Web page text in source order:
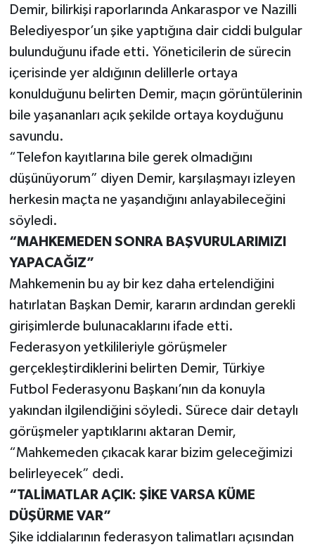
Demir, bilirkişi raporlarında Ankaraspor ve Nazilli
Belediyespor’un şike yaptığına dair ciddi bulgular
bulunduğunu ifade etti. Yöneticilerin de sürecin
içerisinde yer aldığının delillerle ortaya
konulduğunu belirten Demir, maçın görüntülerinin
bile yaşananları açık şekilde ortaya koyduğunu
savundu.
“Telefon kayıtlarına bile gerek olmadığını
düşünüyorum” diyen Demir, karşılaşmayı izleyen
herkesin maçta ne yaşandığını anlayabileceğini
söyledi.
“MAHKEMEDEN SONRA BAŞVURULARIMIZI
YAPACAĞIZ”
Mahkemenin bu ay bir kez daha ertelendiğini
hatırlatan Başkan Demir, kararın ardından gerekli
girişimlerde bulunacaklarını ifade etti.
Federasyon yetkilileriyle görüşmeler
gerçekleştirdiklerini belirten Demir, Türkiye
Futbol Federasyonu Başkanı’nın da konuyla
yakından ilgilendiğini söyledi. Sürece dair detaylı
görüşmeler yaptıklarını aktaran Demir,
“Mahkemeden çıkacak karar bizim geleceğimizi
belirleyecek” dedi.
“TALİMATLAR AÇIK: ŞİKE VARSA KÜME
DÜŞÜRME VAR”
Şike iddialarının federasyon talimatları açısından
MAGAZİN
Resmi İlan
Röportaj
Sağlık
SİYASET
Spor
Ulusal